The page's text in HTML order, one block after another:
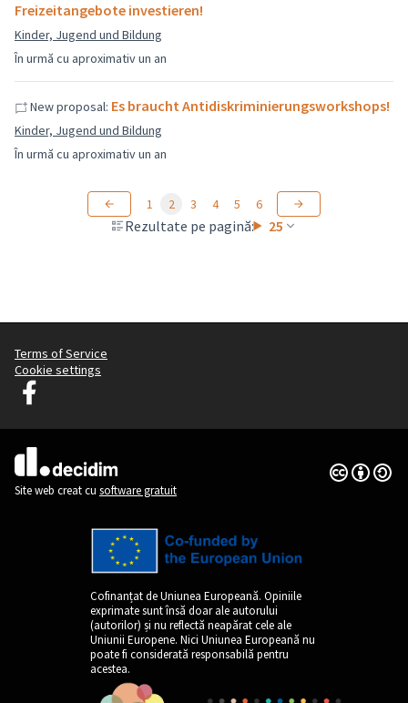
În urmă cu aproximativ un an
Freizeitangebote investieren!
Kinder, Jugend und Bildung
În urmă cu aproximativ un an
New proposal: Es braucht Antidiskriminierungsworkshops!
Kinder, Jugend und Bildung
Rezultate pe pagină: 25
1 2 3 4 5 6
Terms of Service
Cookie settings
Graz Gemeinsam Gestalten pe Facebook
(Link extern)
Site web creat cu software gratuit
Licență
(Link extern)
Cofinanțat de Uniunea Europeană. Opiniile
exprimate sunt însă doar ale autorului
(autorilor) și nu reflectă neapărat cele ale
Uniunii Europene. Nici Uniunea Europeană nu
poate fi considerată responsabilă pentru
acestea.